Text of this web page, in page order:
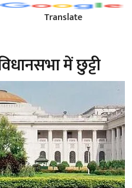
Translate
में छुट्टी